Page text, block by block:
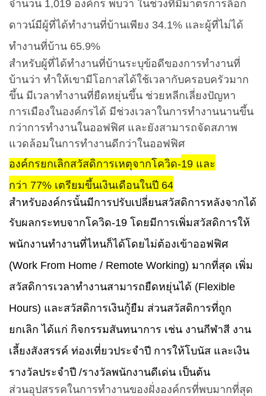
จำนวน 1,019 องค์กร พบว่า ในช่วงที่มีมาตรการล็อก
ดาวน์มีผู้ที่ได้ทำงานที่บ้านเพียง 34.1% และผู้ที่ไม่ได้
ทำงานที่บ้าน 65.9%
สำหรับผู้ที่ได้ทำงานที่บ้านระบุข้อดีของการทำงานที่
บ้านว่า ทำให้เขามีโอกาสได้ใช้เวลากับครอบครัวมาก
ขึ้น มีเวลาทำงานที่ยืดหยุ่นขึ้น ช่วยหลีกเลี่ยงปัญหา
การเมืองในองค์กรได้ มีช่วงเวลาในการทำงานนานขึ้น
กว่าการทำงานในออฟฟิศ และยังสามารถจัดสภาพ
แวดล้อมในการทำงานดีกว่าในออฟฟิศ
องค์กรยกเลิกสวัสดิการเหตุจากโควิด-19 และ
กว่า 77% เตรียมขึ้นเงินเดือนในปี 64
สำหรับองค์กรนั้นมีการปรับเปลี่ยนสวัสดิการหลังจากได้
รับผลกระทบจากโควิด-19 โดยมีการเพิ่มสวัสดิการให้
พนักงานทำงานที่ไหนก็ได้โดยไม่ต้องเข้าออฟฟิศ
(Work From Home / Remote Working) มากที่สุด เพิ่ม
สวัสดิการเวลาทำงานสามารถยืดหยุ่นได้ (Flexible
Hours) และสวัสดิการเงินกู้ยืม ส่วนสวัสดิการที่ถูก
ยกเลิก ได้แก่ กิจกรรมสันทนาการ เช่น งานกีฬาสี งาน
เลี้ยงสังสรรค์ ท่องเที่ยวประจำปี การให้โบนัส และเงิน
รางวัลประจำปี /รางวัลพนักงานดีเด่น เป็นต้น
ส่วนอุปสรรคในการทำงานของฝั่งองค์กรที่พบมากที่สุด